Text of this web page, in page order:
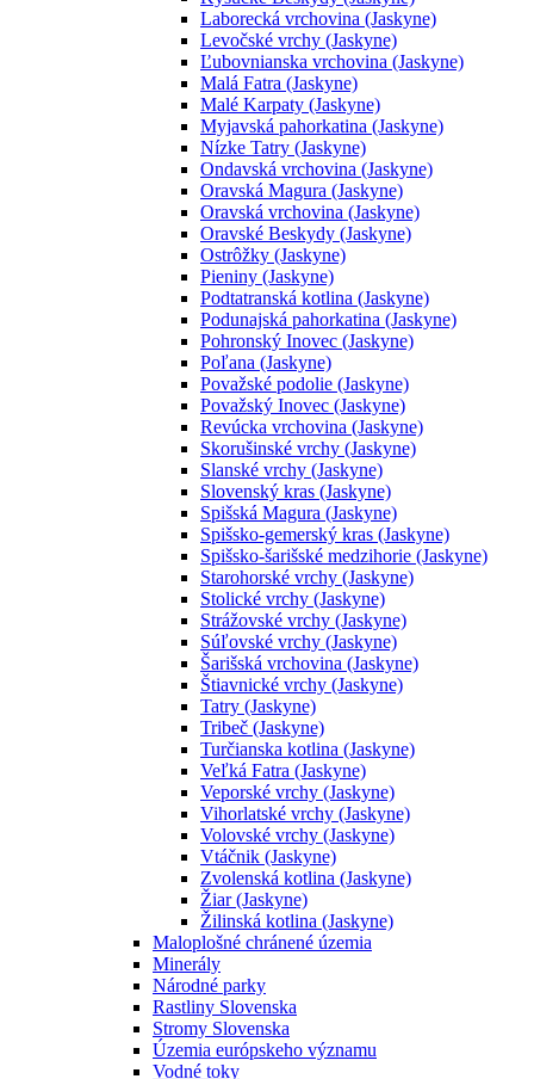
Laborecká vrchovina (Jaskyne)
Levočské vrchy (Jaskyne)
Ľubovnianska vrchovina (Jaskyne)
Malá Fatra (Jaskyne)
Malé Karpaty (Jaskyne)
Myjavská pahorkatina (Jaskyne)
Nízke Tatry (Jaskyne)
Ondavská vrchovina (Jaskyne)
Oravská Magura (Jaskyne)
Oravská vrchovina (Jaskyne)
Oravské Beskydy (Jaskyne)
Ostrôžky (Jaskyne)
Pieniny (Jaskyne)
Podtatranská kotlina (Jaskyne)
Podunajská pahorkatina (Jaskyne)
Pohronský Inovec (Jaskyne)
Poľana (Jaskyne)
Považské podolie (Jaskyne)
Považský Inovec (Jaskyne)
Revúcka vrchovina (Jaskyne)
Skorušinské vrchy (Jaskyne)
Slanské vrchy (Jaskyne)
Slovenský kras (Jaskyne)
Spišská Magura (Jaskyne)
Spišsko-gemerský kras (Jaskyne)
Spišsko-šarišské medzihorie (Jaskyne)
Starohorské vrchy (Jaskyne)
Stolické vrchy (Jaskyne)
Strážovské vrchy (Jaskyne)
Súľovské vrchy (Jaskyne)
Šarišská vrchovina (Jaskyne)
Štiavnické vrchy (Jaskyne)
Tatry (Jaskyne)
Tribeč (Jaskyne)
Turčianska kotlina (Jaskyne)
Veľká Fatra (Jaskyne)
Veporské vrchy (Jaskyne)
Vihorlatské vrchy (Jaskyne)
Volovské vrchy (Jaskyne)
Vtáčnik (Jaskyne)
Zvolenská kotlina (Jaskyne)
Žiar (Jaskyne)
Žilinská kotlina (Jaskyne)
Maloplošné chránené územia
Minerály
Národné parky
Rastliny Slovenska
Stromy Slovenska
Územia európskeho významu
Vodné toky